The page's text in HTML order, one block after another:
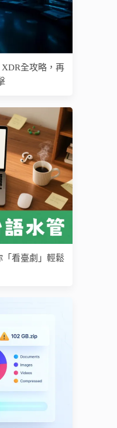
全攻略，再
「看臺劇」輕鬆